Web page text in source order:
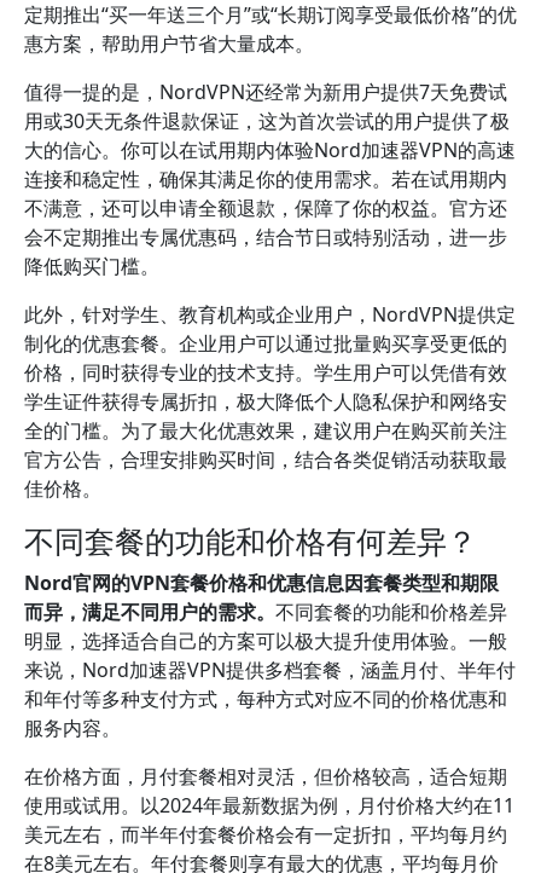
定期推出“买一年送三个月”或“长期订阅享受最低价格”的优
惠方案，帮助用户节省大量成本。
值得一提的是，NordVPN还经常为新用户提供7天免费试
用或30天无条件退款保证，这为首次尝试的用户提供了极
大的信心。你可以在试用期内体验Nord加速器VPN的高速
连接和稳定性，确保其满足你的使用需求。若在试用期内
不满意，还可以申请全额退款，保障了你的权益。官方还
会不定期推出专属优惠码，结合节日或特别活动，进一步
降低购买门槛。
此外，针对学生、教育机构或企业用户，NordVPN提供定
制化的优惠套餐。企业用户可以通过批量购买享受更低的
价格，同时获得专业的技术支持。学生用户可以凭借有效
学生证件获得专属折扣，极大降低个人隐私保护和网络安
全的门槛。为了最大化优惠效果，建议用户在购买前关注
官方公告，合理安排购买时间，结合各类促销活动获取最
佳价格。
不同套餐的功能和价格有何差异？
Nord官网的VPN套餐价格和优惠信息因套餐类型和期限
而异，满足不同用户的需求。 不同套餐的功能和价格差异
明显，选择适合自己的方案可以极大提升使用体验。一般
来说，Nord加速器VPN提供多档套餐，涵盖月付、半年付
和年付等多种支付方式，每种方式对应不同的价格优惠和
服务内容。
在价格方面，月付套餐相对灵活，但价格较高，适合短期
使用或试用。以2024年最新数据为例，月付价格大约在11
美元左右，而半年付套餐价格会有一定折扣，平均每月约
在8美元左右。年付套餐则享有最大的优惠，平均每月价